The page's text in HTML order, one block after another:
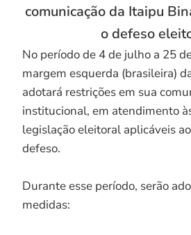
comunicação da Itaipu
o defeso
No período de 4 de julho a 25
margem esquerda (brasileira)
adotará restrições em sua
institucional, em atendimento
legislação eleitoral aplicáveis
defeso.
Durante esse período, serão
medidas: